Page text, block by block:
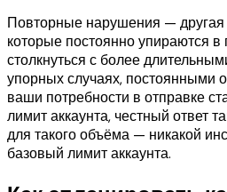
Повторные нарушения — другая
которые постоянно упираются в
столкнуться с более
упорных случаях, постоянными
ваши потребности в отправке
лимит аккаунта, честный ответ
для такого объёма — никакой
базовый лимит аккаунта.